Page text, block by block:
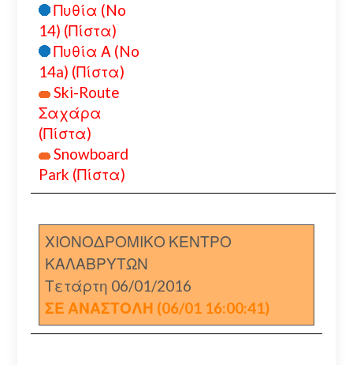
Πυθία (No
14) (Πίστα)
Πυθία Α (No
14a) (Πίστα)
Ski-Route
Σαχάρα
(Πίστα)
Snowboard
Park (Πίστα)
ΧΙΟΝΟΔΡΟΜΙΚΟ ΚΕΝΤΡΟ
ΚΑΛΑΒΡΥΤΩΝ
Τετάρτη 06/01/2016
ΣΕ ΑΝΑΣΤΟΛΗ (06/01 16:00:41)